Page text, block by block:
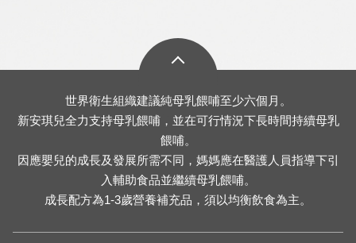
世界衛生組織建議純母乳餵哺至少六個月。
新安琪兒全力支持母乳餵哺，並在可行情況下長時間持續母乳
餵哺。
因應嬰兒的成長及發展所需不同，媽媽應在醫護人員指導下引
入輔助食品並繼續母乳餵哺。
成長配方為1-3歲營養補充品，須以均衡飲食為主。